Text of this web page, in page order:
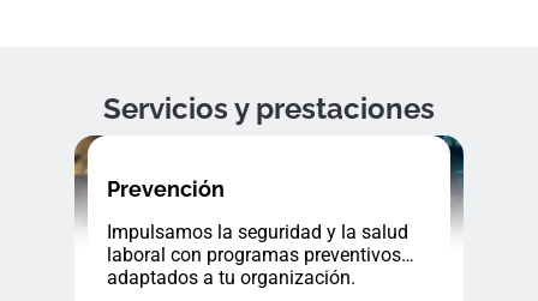
Servicios y prestaciones
Prevención
Impulsamos la seguridad y la salud
laboral con programas preventivos
adaptados a tu organización.